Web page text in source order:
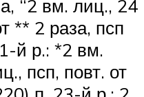
“2 вм. лиц., 24
** 2 раза, псп
й р.: *2 вм.
псп, повт. от